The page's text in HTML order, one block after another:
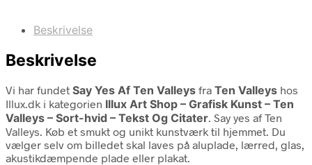
Beskrivelse
Beskrivelse
Vi har fundet Say Yes Af Ten Valleys fra Ten Valleys hos
Illux.dk i kategorien Illux Art Shop – Grafisk Kunst – Ten
Valleys – Sort-hvid – Tekst Og Citater. Say yes af Ten
Valleys. Køb et smukt og unikt kunstværk til hjemmet. Du
vælger selv om billedet skal laves på aluplade, lærred, glas,
akustikdæmpende plade eller plakat.